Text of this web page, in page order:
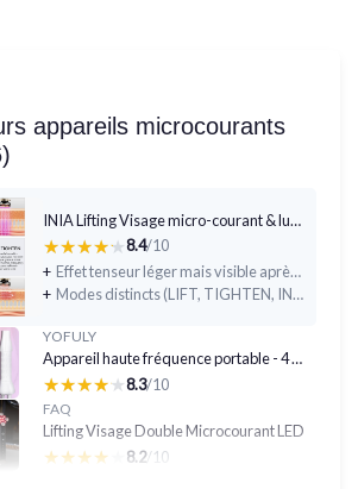
appareils microcourants
INIA Lifting Visage micro-courant & luminothérapie
★★★★★
★★★★★8.4/10
+
Effet tenseur léger mais visible après les séances (surtout joues et ovale du visage)
+
Modes distincts (LIFT, TIGHTEN, INFUSE) vraiment différents et utilisables au quotidien
YOFULY
Appareil haute fréquence portable - 4 néons rouges
★★★★★
★★★★★8.3/10
FAQ
Lifting Visage Double Microcourant LED
★★★★★
★★★★★ 8.2/10